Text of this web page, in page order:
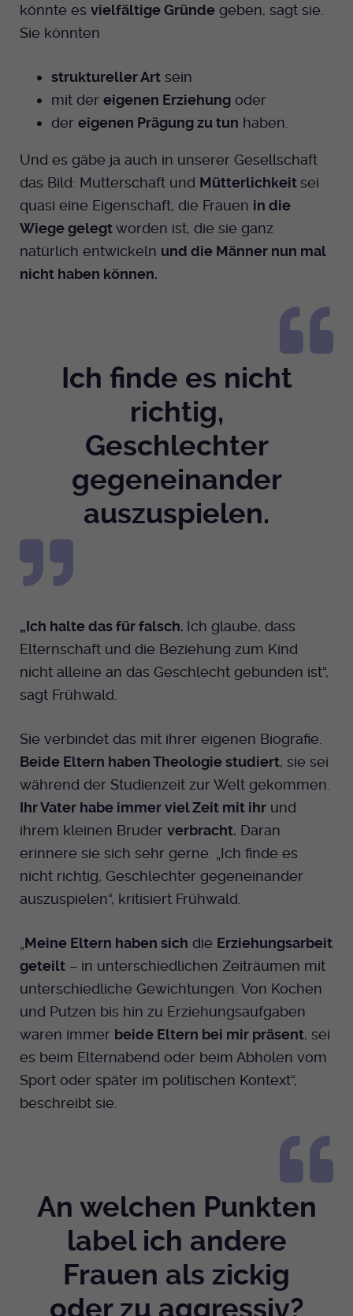
könnte es vielfältige Gründe geben, sagt sie.
Sie könnten
struktureller Art sein
mit der eigenen Erziehung oder
der eigenen Prägung zu tun haben.
Und es gäbe ja auch in unserer Gesellschaft
das Bild: Mutterschaft und Mütterlichkeitsei
quasi eine Eigenschaft, die Frauen in die
Wiege gelegtworden ist, die sie ganz
natürlich entwickeln und die Männer nun mal
nicht haben können.
Ich finde es nicht
richtig,
Geschlechter
gegeneinander
auszuspielen.
„Ich halte das für falsch. Ich glaube, dass
Elternschaft und die Beziehung zum Kind
nicht alleine an das Geschlecht gebunden ist“,
sagt Frühwald.
Sie verbindet das mit ihrer eigenen Biografie.
Beide Eltern haben Theologie studiert, sie sei
während der Studienzeit zur Welt gekommen.
Ihr Vater habe immer viel Zeit mit ihr und
ihrem kleinen Bruder verbracht. Daran
erinnere sie sich sehr gerne. „Ich finde es
nicht richtig, Geschlechter gegeneinander
auszuspielen“, kritisiert Frühwald.
Meine Eltern haben sich die Erziehungsarbeit
geteilt – in unterschiedlichen Zeiträumen mit
unterschiedliche Gewichtungen. Von Kochen
und Putzen bis hin zu Erziehungsaufgaben
waren immer beide Eltern bei mir präsent, sei
es beim Elternabend oder beim Abholen vom
Sport oder später im politischen Kontext“,
beschreibt sie.
An welchen Punkten
label ich andere
Frauen als zickig
oder zu aggressiv?